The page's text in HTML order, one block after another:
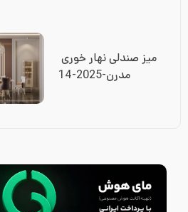
مدرن-2025-14